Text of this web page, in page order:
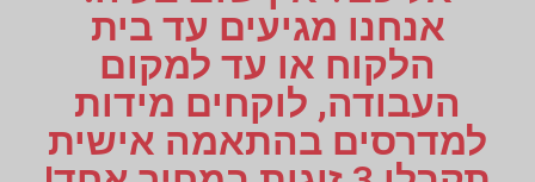
אנחנו מגיעים עד בית
הלקוח או עד למקום
העבודה, לוקחים מידות
למדרסים בהתאמה אישית